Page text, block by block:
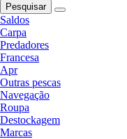
Pesquisar
Saldos
Carpa
Predadores
Francesa
Apr
Outras pescas
Navegação
Roupa
Destockagem
Marcas